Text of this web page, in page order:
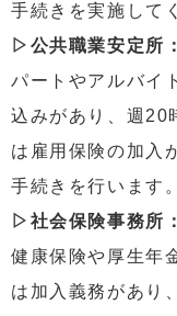
手続きを実施して
▷公共職業安定所
パートやアルバイ
込みがあり、週20
は雇用保険の加入
手続きを行います。
▷社会保険事務所
健康保険や厚生年
は加入義務があり